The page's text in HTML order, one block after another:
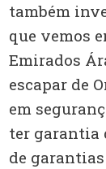
também
que vemos
Emirados
escapar de
em
ter garantia
de